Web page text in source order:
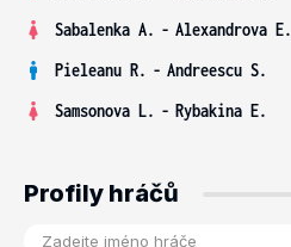
Sabalenka A. - Alexandrova E.
Pieleanu R. - Andreescu S.
Samsonova L. - Rybakina E.
Profily hráčů